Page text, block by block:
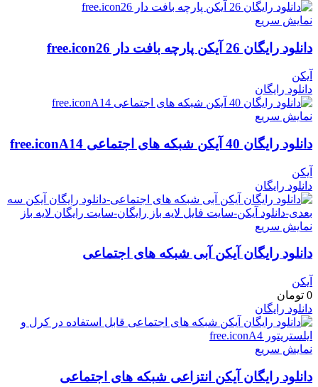
نمایش سریع
دانلود رایگان 26 آیکن پارچه بافت دار free.icon26
آیکن
دانلود رایگان
نمایش سریع
دانلود رایگان 40 آیکن شبکه های اجتماعی free.iconA14
آیکن
دانلود رایگان
نمایش سریع
دانلود رایگان آیکن آبی شبکه های اجتماعی
آیکن
0 تومان
دانلود رایگان
نمایش سریع
دانلود رایگان آیکن انتزاعی شبکه های اجتماعی